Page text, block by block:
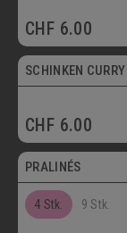
SILSERLI
BELEGTE
BACKWAREN
CHF 6.00
SCHINKEN
CHF 6.00
Postversand
PRALINÉS
4 Stk. 9 Stk.